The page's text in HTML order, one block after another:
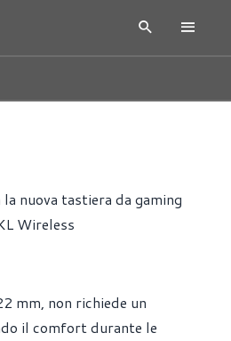
nuova tastiera da gaming
Wireless
mm, non richiede un
il comfort durante le